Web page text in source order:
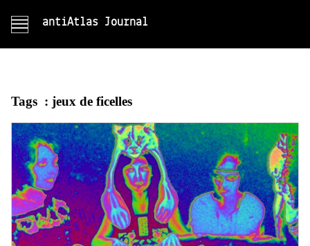
antiAtlas Journal
Tags : jeux de ficelles